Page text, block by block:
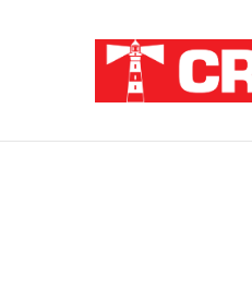
Breaking News